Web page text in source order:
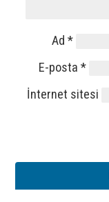
Ad*
E-posta*
İnternet sitesi